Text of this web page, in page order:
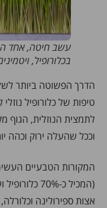
עשב חיטה, אחד
בכלורופיל,
הדרך הפשוטה ביותר
טיפות של כלורופיל
לתמצית הנוזלית, הגוף
וככל שהעלה ירוק וכהה
המקורות הטבעיים
(המכיל כ-
אצות ספירולינה